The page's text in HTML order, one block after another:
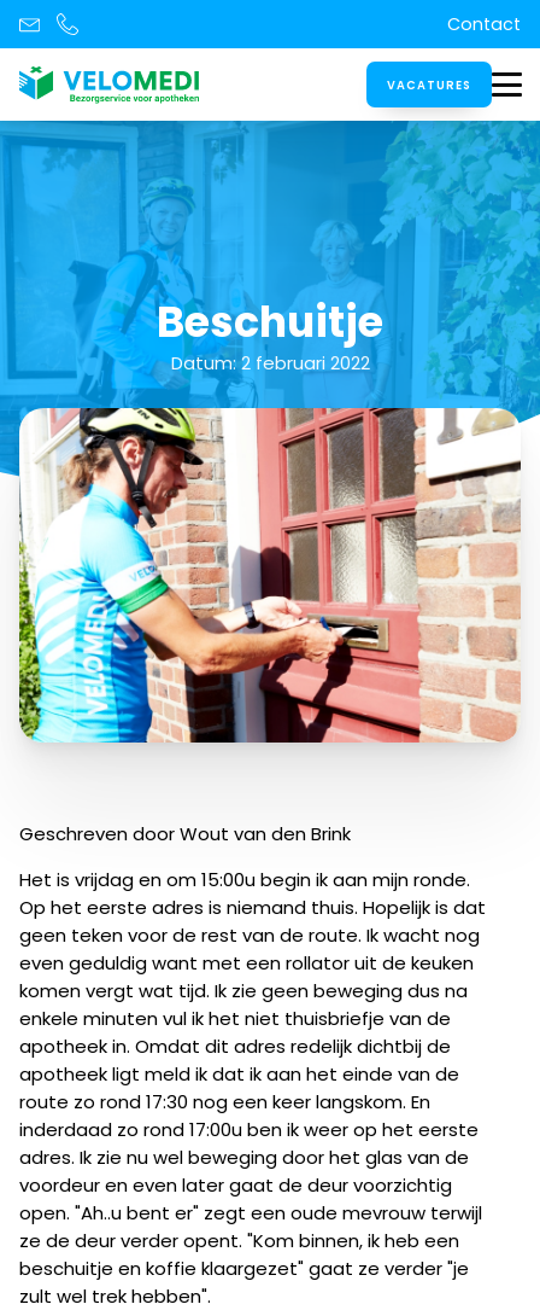
Contact
VACATURES
Beschuitje
Datum:2 februari 2022
Geschreven door Wout van den Brink
Het is vrijdag en om 15:00u begin ik aan mijn ronde.
Op het eerste adres is niemand thuis. Hopelijk is dat
geen teken voor de rest van de route. Ik wacht nog
even geduldig want met een rollator uit de keuken
komen vergt wat tijd. Ik zie geen beweging dus na
enkele minuten vul ik het niet thuisbriefje van de
apotheek in. Omdat dit adres redelijk dichtbij de
apotheek ligt meld ik dat ik aan het einde van de
route zo rond 17:30 nog een keer langskom. En
inderdaad zo rond 17:00u ben ik weer op het eerste
adres. Ik zie nu wel beweging door het glas van de
voordeur en even later gaat de deur voorzichtig
open. "Ah..u bent er" zegt een oude mevrouw terwijl
ze de deur verder opent. "Kom binnen, ik heb een
beschuitje en koffie klaargezet" gaat ze verder "je
zult wel trek hebben".